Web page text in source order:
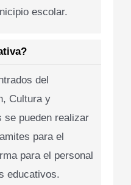
escolar.
del
Cultura y
se pueden realizar
para el
para el personal
educativos.